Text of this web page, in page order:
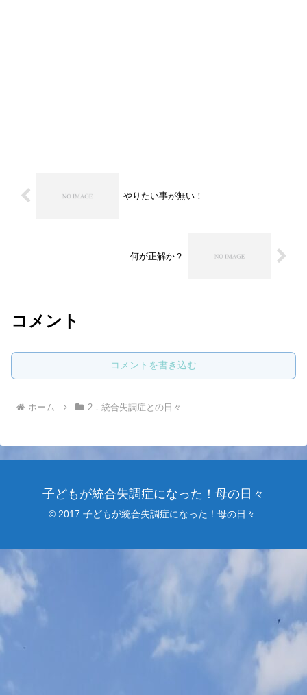
やりたい事が無い！
何が正解か？
コメント
コメントを書き込む
ホーム 2．統合失調症との日々
子どもが統合失調症になった！母の日々
© 2017 子どもが統合失調症になった！母の日々.